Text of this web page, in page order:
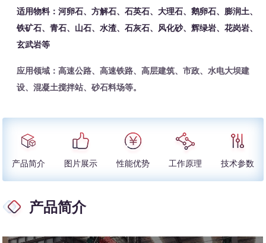
适用物料：河卵石、方解石、石英石、大理石、鹅卵石、膨润土、
铁矿石、青石、山石、水渣、石灰石、风化砂、辉绿岩、花岗岩、
玄武岩等
应用领域：高速公路、高速铁路、高层建筑、市政、水电大坝建
设、混凝土搅拌站、砂石料场等。
产品简介 图片展示 性能优势 工作原理 技术参数
产品简介